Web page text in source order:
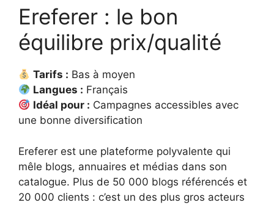
Ereferer : le bon
équilibre prix/qualité
Tarifs : Bas à moyen
Langues : Français
Idéal pour : Campagnes accessibles avec
une bonne diversification
Ereferer est une plateforme polyvalente qui
mêle blogs, annuaires et médias dans son
catalogue. Plus de 50 000 blogs référencés et
20 000 clients : c’est un des plus gros acteurs